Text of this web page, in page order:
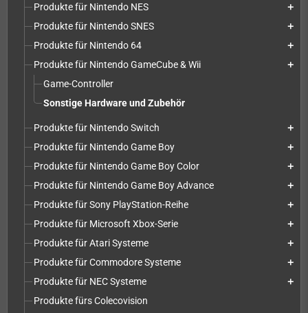
Produkte für Nintendo NES add
Produkte für Nintendo SNES add
Produkte für Nintendo 64 add
Produkte für Nintendo GameCube & Wii add
Game-Controller
Sonstige Hardware und Zubehör
Produkte für Nintendo Switch add
Produkte für Nintendo Game Boy add
Produkte für Nintendo Game Boy Color add
Produkte für Nintendo Game Boy Advance add
Produkte für Sony PlayStation-Reihe add
Produkte für Microsoft Xbox-Serie add
Produkte für Atari Systeme add
Produkte für Commodore Systeme add
Produkte für NEC Systeme add
Produkte fürs Colecovision